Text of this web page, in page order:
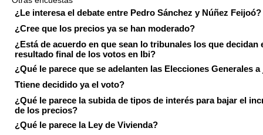
¿Le interesa el debate entre Pedro Sánchez y Núñez Feijoó?
¿Cree que los precios ya se han moderado?
¿Está de acuerdo en que sean lo tribunales los que decidan
resultado final de los votos en Ibi?
¿Qué le parece que se adelanten las Elecciones Generales
Ttiene decidido ya el voto?
¿Qué le parece la subida de tipos de interés para bajar el
de los precios?
¿Qué le parece la Ley de Vivienda?